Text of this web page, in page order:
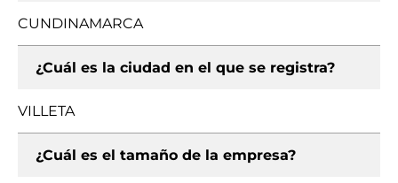
CUNDINAMARCA
¿Cuál es la ciudad en el que se registra?
VILLETA
¿Cuál es el tamaño de la empresa?